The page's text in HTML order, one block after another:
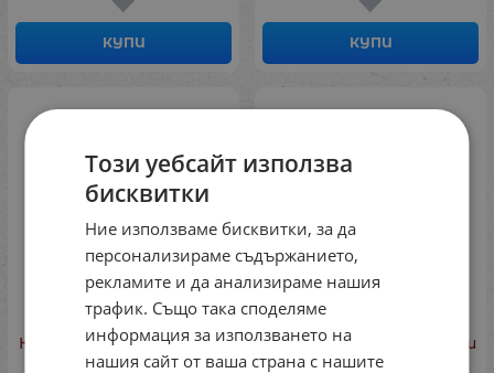
КУПИ КУПИ
Конструктор с пръчици
- Playstix (150 части)
Конструктор с пръчици
- Clipstix (150 части)
Този уебсайт използва
бисквитки
Ние използваме бисквитки, за да
персонализираме съдържанието,
рекламите и да анализираме нашия
трафик. Също така споделяме
информация за използването на
нашия сайт от ваша страна с нашите